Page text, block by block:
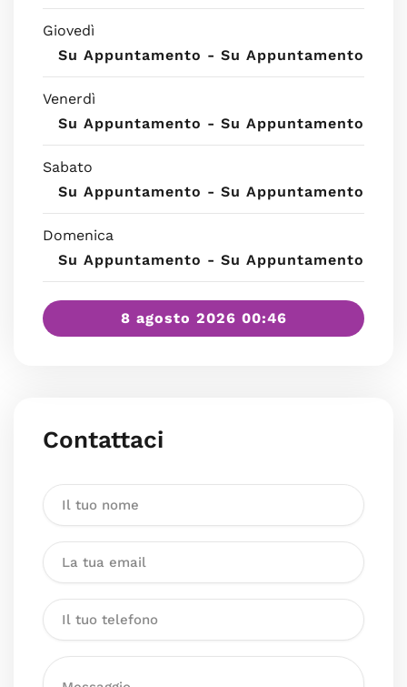
Giovedì
Su Appuntamento - Su Appuntamento
Venerdì
Su Appuntamento - Su Appuntamento
Sabato
Su Appuntamento - Su Appuntamento
Domenica
Su Appuntamento - Su Appuntamento
8 agosto 2026 00:46
Contattaci